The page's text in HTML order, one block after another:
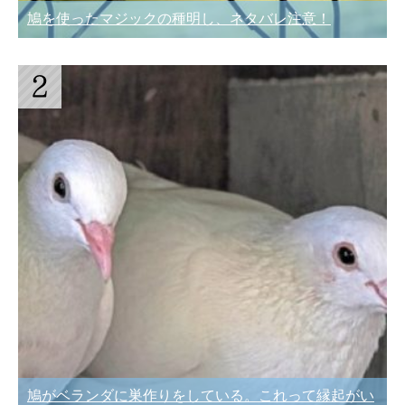
鳩を使ったマジックの種明し、ネタバレ注意！
鳩がベランダに巣作りをしている。これって縁起がい